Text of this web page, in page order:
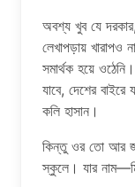
অবশ্য খুব যে
লেখাপড়ায়
সমার্থক হয়ে
যাবে, দেশের
কলি হাসান।
কিন্তু ওর তো আর
স্কুলে। যার